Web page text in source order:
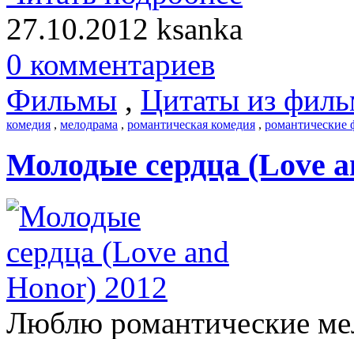
27.10.2012 ksanka
0 комментариев
Фильмы , Цитаты из
комедия , мелодрама , романтическая комедия , романтические
Молодые сердца (Love
Люблю романтические